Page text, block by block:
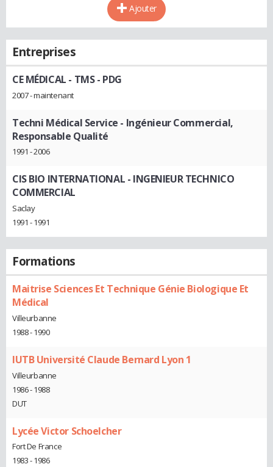
Ajouter
Entreprises
CE MÉDICAL - TMS- PDG
2007 - maintenant
Techni Médical Service - Ingénieur Commercial,
Responsable Qualité
1991 - 2006
CIS BIO INTERNATIONAL - INGENIEUR TECHNICO
COMMERCIAL
Saclay
1991 - 1991
Formations
Maitrise Sciences Et Technique Génie Biologique Et
Médical
Villeurbanne
1988 - 1990
IUTB Université Claude Bernard Lyon 1
Villeurbanne
1986 - 1988
DUT
Lycée Victor Schoelcher
Fort De France
1983 - 1986